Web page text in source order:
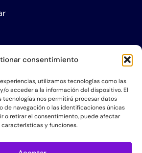
consentimiento
utilizamos tecnologías como las
o acceder a la información del dispositivo. El
nos permitirá procesar datos
de navegación o las identificaciones únicas
o retirar el consentimiento, puede afectar
y funciones.